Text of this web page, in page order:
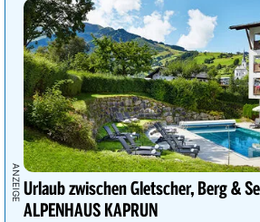
Urlaub zwischen Gletscher, Berg &
ALPENHAUS KAPRUN